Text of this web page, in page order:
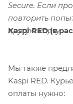
Secure. Если
повторить
другую карту.
Kaspi RED (в
Мы также
Kaspi RED.
оплаты нужно: